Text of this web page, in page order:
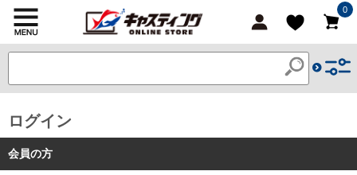
0
ログイン
会員の方